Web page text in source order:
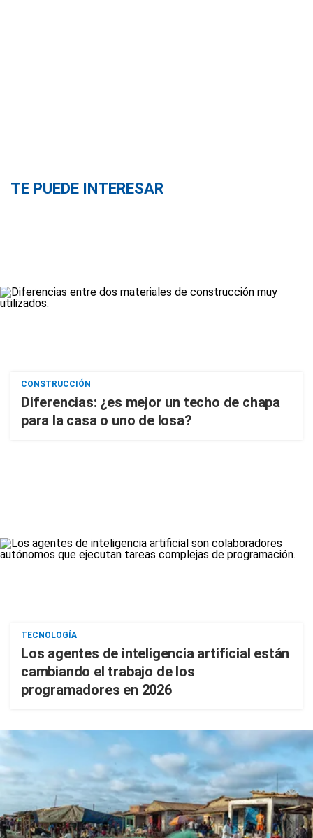
TE PUEDE INTERESAR
CONSTRUCCIÓN
Diferencias: ¿es mejor un techo de chapa
para la casa o uno de losa?
TECNOLOGÍA
Los agentes de inteligencia artificial están
cambiando el trabajo de los
programadores en 2026